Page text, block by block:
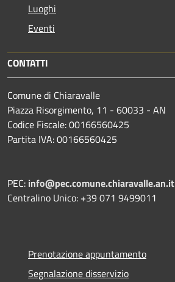
Luoghi
Eventi
CONTATTI
Comune di Chiaravalle
Piazza Risorgimento, 11 - 60033 - AN
Codice Fiscale: 00166560425
Partita IVA: 00166560425
PEC: info@pec.comune.chiaravalle.an.it
Centralino Unico: +39 071 9499011
Prenotazione appuntamento
Segnalazione disservizio